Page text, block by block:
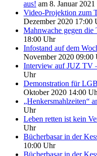
aus! am 8. Januar
Video-Projektion zum
Dezember 2020 17:00
Mahnwache gegen die
18:00 Uhr
Infostand auf dem
November 2020 09:00
Interview auf JUZ TV
Uhr
Demonstration für
Oktober 2020 14:00
„Henkersmahlzeiten“
Uhr
Leben retten ist kein
Uhr
Bücherbasar in der
10:00 Uhr
Bücherbasar in der